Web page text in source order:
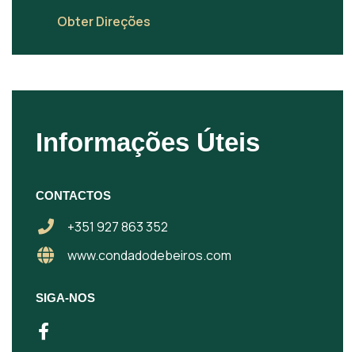
Obter Direções
Informações Úteis
CONTACTOS
+351 927 863 352
www.condadodebeiros.com
SIGA-NOS